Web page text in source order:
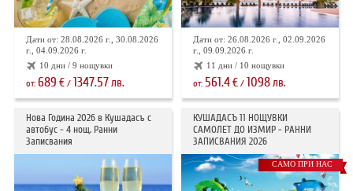
Дати от: 28.08.2026 г., 30.08.2026
г., 04.09.2026 г.
10 дни / 9 нощувки
от: 689 €/ 1347.57лв.
Дати от: 26.08.2026 г., 02.09.2026
г., 09.09.2026 г.
11 дни / 10 нощувки
от:561.4€ / 1098лв.
Нова Година 2026 в Кушадасъ с
автобус - 4 нощ. Ранни
Записвания
КУШАДАСЪ 11 НОЩУВКИ
САМОЛЕТ ДО ИЗМИР - РАННИ
ЗАПИСВАНИЯ 2026
САМО ПРИ НАС